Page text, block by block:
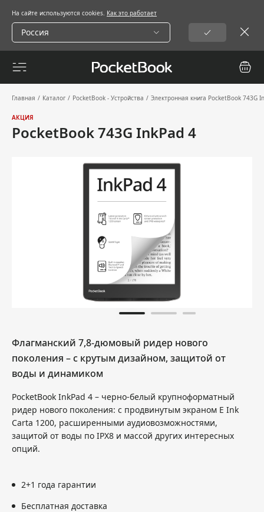
На сайте используются cookies. Как это работает
Россия
Главная / Каталог / PocketBook - Устройства / Электронная книга PocketBook 743G
PocketBook 743G InkPad 4
АКЦИЯ
Флагманский 7,8-дюмовый ридер нового
поколения – с крутым дизайном, защитой от
воды и динамиком
PocketBook InkPad 4 – черно-белый крупноформатный
ридер нового поколения: с продвинутым экраном E Ink
Carta 1200, расширенными аудиовозможностями,
защитой от воды по IPX8 и массой других интересных
опций.
2+1 года гарантии
Бесплатная доставка